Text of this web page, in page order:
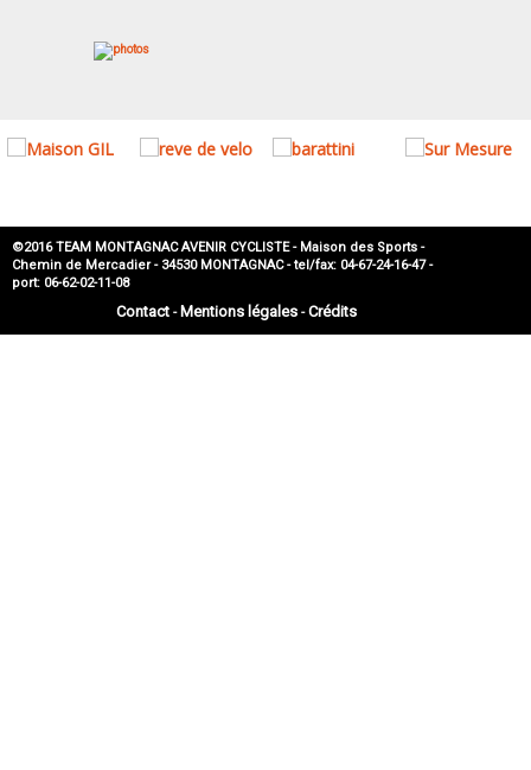
©2016 TEAM MONTAGNAC AVENIR CYCLISTE - Maison des Sports -
Chemin de Mercadier - 34530 MONTAGNAC - tel/fax: 04-67-24-16-47 -
port: 06-62-02-11-08
Contact- Mentions légales-Crédits